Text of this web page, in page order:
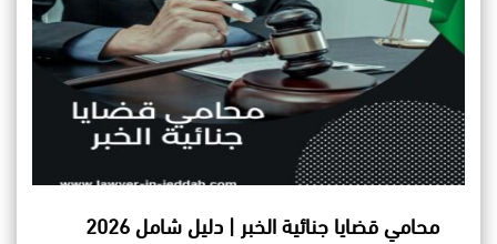
محامي قضايا جنائية الخبر | دليل شامل 2026